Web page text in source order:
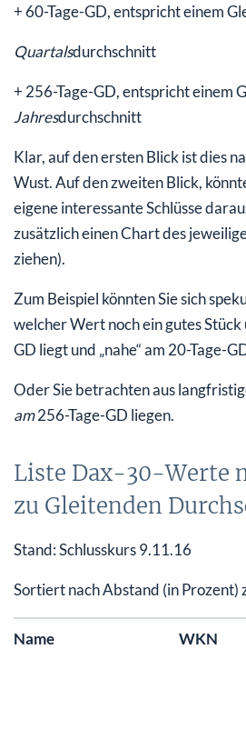
+ 60-Tage-GD, entspricht einem
Quartalsdurchschnitt
+ 256-Tage-GD, entspricht einem
Jahresdurchschnitt
Klar, auf den ersten Blick ist dies
Wust. Auf den zweiten Blick,
eigene interessante Schlüsse
zusätzlich einen Chart des
ziehen).
Zum Beispiel könnten Sie sich
welcher Wert noch ein gutes
GD liegt und „nahe“ am 20-Tage-
Oder Sie betrachten aus
am256-Tage-GD liegen.
Liste Dax-30-Werte
zu Gleitenden
Stand: Schlusskurs 9.11.16
Sortiert nach Abstand (in Prozent)
Name WKN